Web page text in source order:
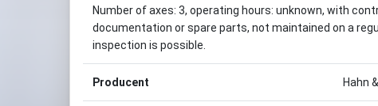
Number of axes: 3, operating hours: unknown, with
documentation or spare parts, not maintained on a
inspection is possible.
Producent Hahn